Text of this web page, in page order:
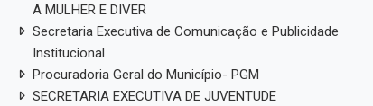
A MULHER E DIVER
Secretaria Executiva de Comunicação e Publicidade
Institucional
Procuradoria Geral do Município- PGM
SECRETARIA EXECUTIVA DE JUVENTUDE